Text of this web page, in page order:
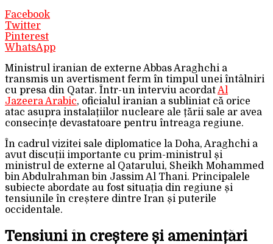
Facebook
Twitter
Pinterest
WhatsApp
Ministrul iranian de externe Abbas Araghchi a
transmis un avertisment ferm în timpul unei întâlniri
cu presa din Qatar. Într-un interviu acordatAl
Jazeera Arabic, oficialul iranian a subliniat că orice
atac asupra instalațiilor nucleare ale țării sale ar avea
consecințe devastatoare pentru întreaga regiune.
În cadrul vizitei sale diplomatice la Doha, Araghchi a
avut discuții importante cu prim-ministrul și
ministrul de externe al Qatarului, Sheikh Mohammed
bin Abdulrahman bin Jassim Al Thani. Principalele
subiecte abordate au fost situația din regiune și
tensiunile în creștere dintre Iran și puterile
occidentale.
Tensiuni în creștere și amenințări